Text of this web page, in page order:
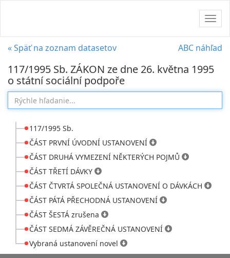
ABC náhľad
« Späť na zoznam datasetov
117/1995 Sb. ZÁKON ze dne 26. května 1995
o státní sociální podpoře
117/1995 Sb.
ČÁST PRVNÍ ÚVODNÍ USTANOVENÍ
ČÁST DRUHÁ VYMEZENÍ NĚKTERÝCH POJMŮ
ČÁST TŘETÍ DÁVKY
ČÁST ČTVRTÁ SPOLEČNÁ USTANOVENÍ O DÁVKÁCH
ČÁST PÁTÁ PŘECHODNÁ USTANOVENÍ
ČÁST ŠESTÁ zrušena
ČÁST SEDMÁ ZÁVĚREČNÁ USTANOVENÍ
Vybraná ustanovení novel